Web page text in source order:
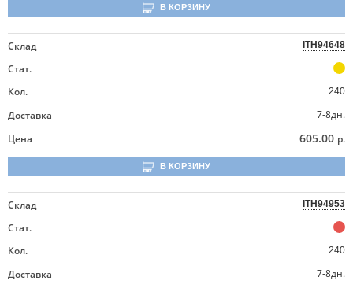
В КОРЗИНУ
Склад ITH94648
Стат.
Кол.
240
Доставка
7-8дн.
Цена
605.00 р.
В КОРЗИНУ
Склад ITH94953
Стат.
Кол.
240
Доставка
7-8дн.